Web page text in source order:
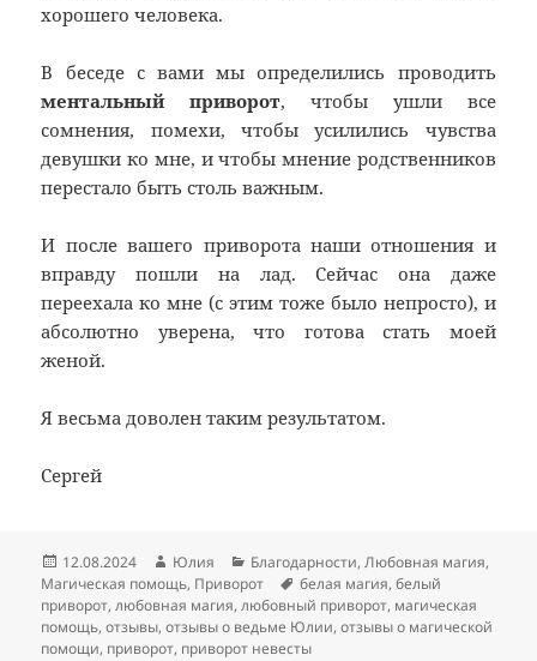
хорошего человека.
В беседе с вами мы определились проводить
ментальный приворот, чтобы ушли все
сомнения, помехи, чтобы усилились чувства
девушки ко мне, и чтобы мнение родственников
перестало быть столь важным.
И после вашего приворота наши отношения и
вправду пошли на лад. Сейчас она даже
переехала ко мне (с этим тоже было непросто), и
абсолютно уверена, что готова стать моей
женой.
Я весьма доволен таким результатом.
Сергей
Опубликовано
12.08.2024 Автор
Юлия Рубрики
Благодарности,Любовная магия,
Магическая помощь, Приворот Метки
белая магия,белый
приворот,любовная магия,любовный приворот, магическая
помощь,отзывы,отзывы о ведьме Юлии,отзывы о магической
помощи, приворот, приворот невесты